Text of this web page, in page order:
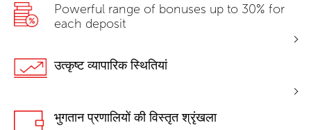
Powerful range of bonuses up to 30% for
each deposit
उत्कृष्ट व्यापारिक स्थितियां
भुगतान प्रणालियों की विस्तृत श्रृंखला